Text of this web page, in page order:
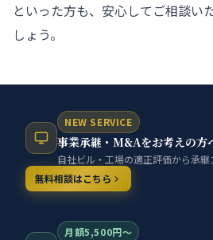
といった方も、安心してご相談い
しょう。
NEW SERVICE
事業承継・M&Aをお考えの方
自社ビル・工場の適正評価から承継
無料相談はこちら
月額5,500円〜